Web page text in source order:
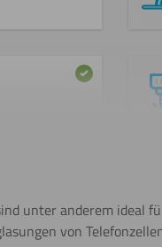
unter anderem ideal
von